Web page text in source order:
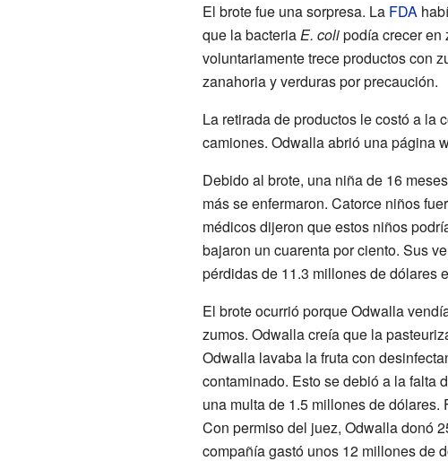
El brote fue una sorpresa. La FDA
que la bacteriaE. colipodía crecer en
voluntariamente trece productos con
zanahoria y verduras por precaución.
La retirada de productos le costó a la
camiones. Odwalla abrió una página
Debido al brote, una niña de 16
más se enfermaron. Catorce niños
médicos dijeron que estos niños
bajaron un cuarenta por ciento. Sus
pérdidas de 11.3 millones de dólares
El brote ocurrió porque Odwalla
zumos. Odwalla creía que la
Odwalla lavaba la fruta con
contaminado. Esto se debió a la falta
una multa de 1.5 millones de dólares.
Con permiso del juez, Odwalla donó
compañía gastó unos 12 millones de